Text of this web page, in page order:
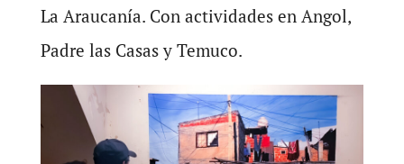
La Araucanía. Con actividades en Angol,
Padre las Casas y Temuco.